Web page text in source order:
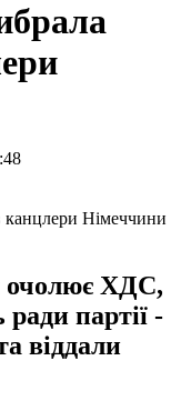
очолює ХДС,
ради партії -
віддали